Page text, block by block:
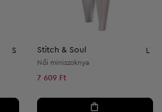
S Stitch & Soul L
Női miniszoknya
7 609 Ft